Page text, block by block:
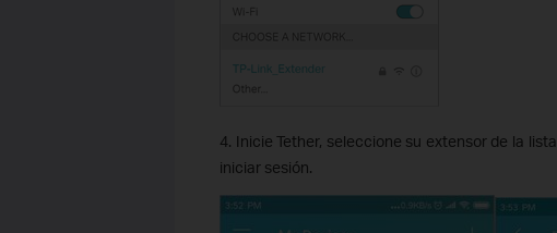
4. Inicie Tether, seleccione su extensor de la lista
iniciar sesión.